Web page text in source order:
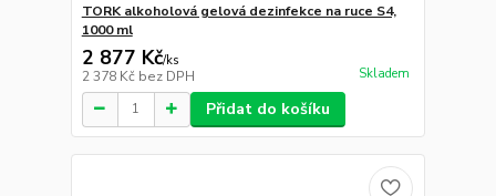
TORK alkoholová gelová dezinfekce na ruce S4,
1000 ml
2 877 Kč/ks
2 378 Kč bez DPH Skladem
Přidat do košíku